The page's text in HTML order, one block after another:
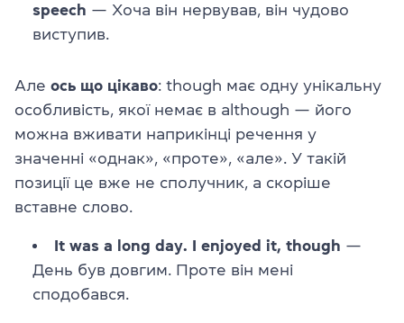
speech — Хоча він нервував, він чудово
виступив.
Але ось що цікаво: though має одну унікальну
особливість, якої немає в although — його
можна вживати наприкінці речення у
значенні «однак», «проте», «але». У такій
позиції це вже не сполучник, а скоріше
вставне слово.
It was a long day. I enjoyed it, though —
День був довгим. Проте він мені
сподобався.